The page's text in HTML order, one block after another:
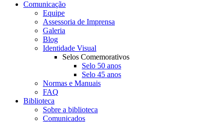
Comunicação
Equipe
Assessoria de Imprensa
Galeria
Blog
Identidade Visual
Selos Comemorativos
Selo 50 anos
Selo 45 anos
Normas e Manuais
FAQ
Biblioteca
Sobre a biblioteca
Comunicados